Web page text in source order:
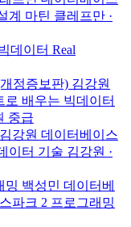
계 마틴 클레프만 ·
데이터 Real
정증보판) 김강원
로 배우는 빅데이터
중급
김강원 데이터베이스
이터 기술 김강원 ·
밍 백성민 데이터베
파크 2 프로그래밍